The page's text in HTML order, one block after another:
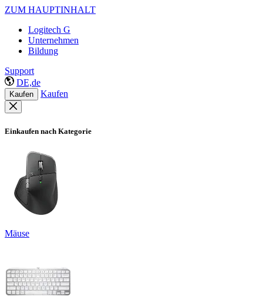
ZUM HAUPTINHALT
Logitech G
Unternehmen
Bildung
Support
DE,de
Kaufen Kaufen
Einkaufen nach Kategorie
Mäuse